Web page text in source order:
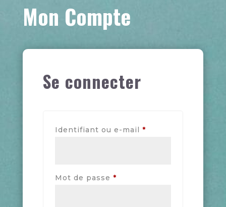
Mon Compte
Se connecter
Identifiant ou e-mail *Obligatoire
Mot de passe *Obligatoire